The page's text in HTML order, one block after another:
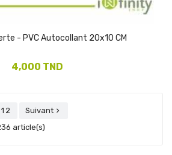
- PVC Autocollant 20x10 CM
4,000 TND
12 Suivant 
article(s)